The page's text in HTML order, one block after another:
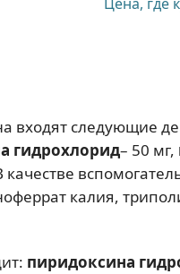
входят следующие
гидрохлорид– 50 мг,
качестве
калия,
пиридоксина